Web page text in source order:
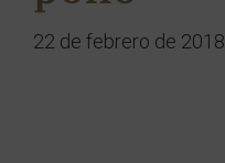
22 de febrero de 2018